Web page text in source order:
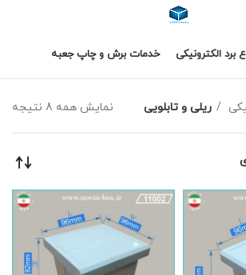
برد الکترونیکی خدمات برش و چاپ جعبه
ریلی و تابلویی نمایش همه 8 نتیجه